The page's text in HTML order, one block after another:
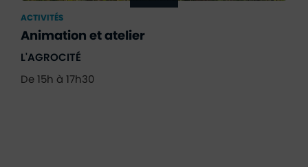
ACTIVITÉS
Animation et atelier
L'AGROCITÉ
De 15h à 17h30